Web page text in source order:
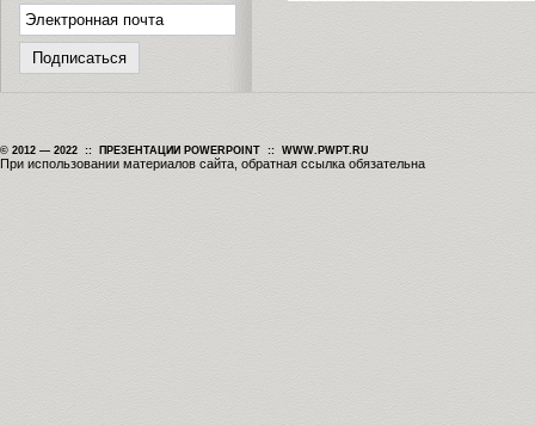
© 2012 — 2022 :: ПРЕЗЕНТАЦИИ POWERPOINT :: WWW.PWPT.RU
При использовании материалов сайта, обратная ссылка обязательна